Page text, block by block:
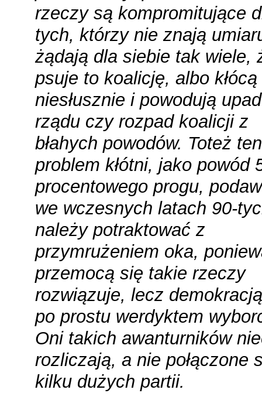
rzeczy są kompromitujące
tych, którzy nie znają
żądają dla siebie tak wiele,
psuje to koalicję, albo
niesłusznie i powodują
rządu czy rozpad koalicji z
błahych powodów. Toteż ten
problem kłótni, jako powód
procentowego progu,
we wczesnych latach 90-
należy potraktować z
przymrużeniem oka,
przemocą się takie rzeczy
rozwiązuje, lecz
po prostu werdyktem
Oni takich awanturników
rozliczają, a nie połączone
kilku dużych partii.